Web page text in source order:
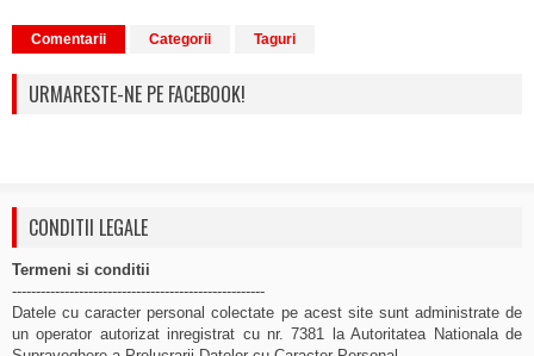
Comentarii Categorii Taguri
URMARESTE-NE PE FACEBOOK!
CONDITII LEGALE
Termeni si conditii
-----------------------------------------------------
Datele cu caracter personal colectate pe acest site sunt administrate de
un operator autorizat inregistrat cu nr. 7381 la Autoritatea Nationala de